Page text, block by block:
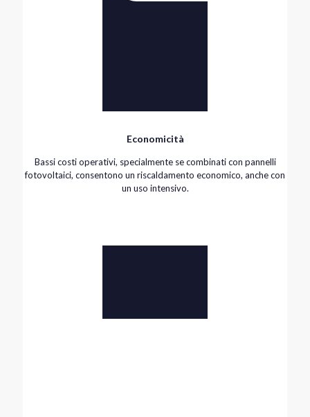
Economicità
Bassi costi operativi, specialmente se combinati con pannelli
fotovoltaici, consentono un riscaldamento economico, anche con
un uso intensivo.